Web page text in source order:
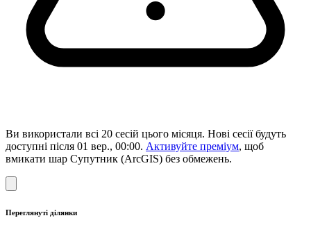
Ви використали всі 20 сесій цього місяця. Нові сесії будуть
доступні після 01 вер., 00:00. Активуйте преміум, щоб
вмикати шар Супутник (ArcGIS) без обмежень.
Переглянуті ділянки